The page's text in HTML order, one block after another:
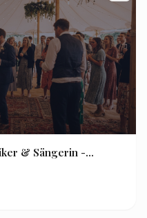
& Sängerin -